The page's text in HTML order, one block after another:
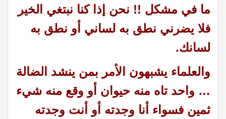
ما في مشكل !! نحن إذا كنا نبتغي الخير
فلا يضرني نطق به لساني أو نطق به
لسانك.
والعلماء يشبهون الأمر بمن ينشد الضالة
… واحد تاه منه حيوان أو وقع منه شيء
ثمين فسواء أنا وجدته أو أنت وجدته